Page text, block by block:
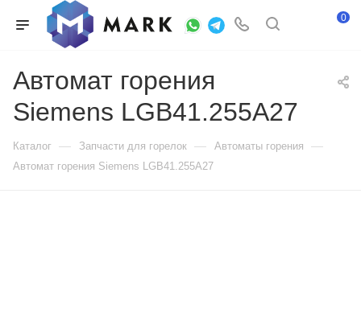
0
Автомат горения
Siemens LGB41.255A27
Каталог — Запчасти для горелок — Автоматы горения —
Автомат горения Siemens LGB41.255A27